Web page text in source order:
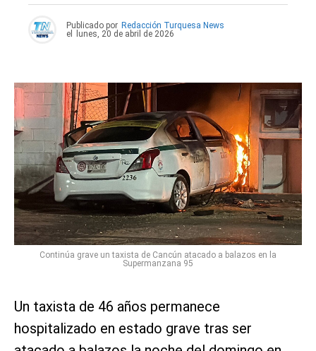
Publicado por Redacción Turquesa News
el
lunes, 20 de abril de 2026
Continúa grave un taxista de Cancún atacado a balazos en la
Supermanzana 95
Un taxista de 46 años permanece
hospitalizado en estado grave tras ser